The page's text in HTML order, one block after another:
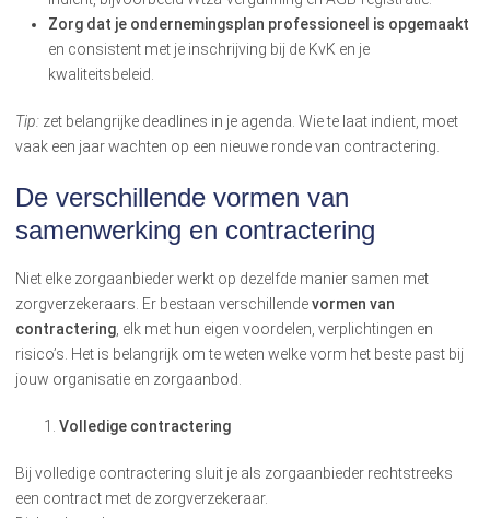
Zorg dat je ondernemingsplan professioneel is opgemaakt
en consistent met je inschrijving bij de KvK en je
kwaliteitsbeleid.
Tip: zet belangrijke deadlines in je agenda. Wie te laat indient, moet
vaak een jaar wachten op een nieuwe ronde van contractering.
De verschillende vormen van
samenwerking en contractering
Niet elke zorgaanbieder werkt op dezelfde manier samen met
zorgverzekeraars. Er bestaan verschillendevormen van
contractering , elk met hun eigen voordelen, verplichtingen en
risico’s. Het is belangrijk om te weten welke vorm het beste past bij
jouw organisatie en zorgaanbod.
Volledige contractering
Bij volledige contractering sluit je als zorgaanbieder rechtstreeks
een contract met de zorgverzekeraar.